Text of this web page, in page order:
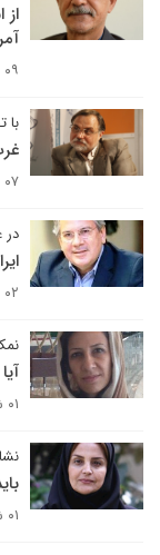
۰۹ شهریور ۱۴۰۰
با
۰۷ شهریور ۱۴۰۰
۰۲ شهریور ۱۴۰۰
۰۱ شهریور ۱۴۰۰
۰۱ شهریور ۱۴۰۰